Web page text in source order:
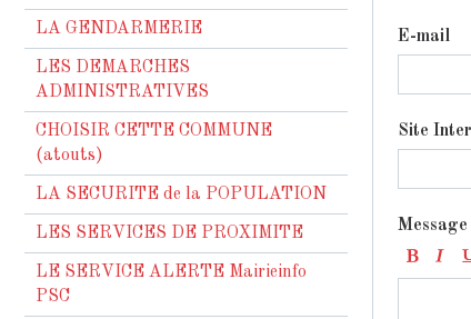
E-mail
Site
Message
LA GENDARMERIE
LES DEMARCHES
ADMINISTRATIVES
CHOISIR CETTE COMMUNE
(atouts)
LA SECURITE de la POPULATION
LES SERVICES DE PROXIMITE
LE SERVICE ALERTE Mairieinfo
PSC